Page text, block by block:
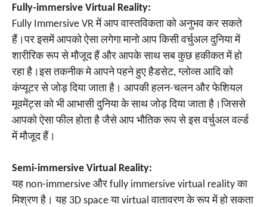
Fully-immersive Virtual Reality:
Fully Immersive VR में आप वास्तविकता को अनुभव कर सकते
हैं।पर इसमें आपको ऐसा लगेगा मानो आप किसी वर्चुअल दुनिया में
शारीरिक रूप से मौजूद हैं और आपके साथ सब कुछ हकीकत में हो
रहा है।इस तकनीक मे आपने पहने हुए हैडसेट, ग्लोव्स आदि को
कंप्यूटर से जोड़ दिया जाता है। आपकी हलन-चलन और फेशियल
मूवमेंट्स को भी आभासी दुनिया के साथ जोड़ दिया जाता है।जिससे
आपको ऐसा फील होता है जैसे आप भौतिक रूप से इस वर्चुअल वर्ल्ड
में मौजूद हैं।
Semi-immersive Virtual Reality:
यह non-immersive और fully immersive virtual reality का
मिश्रण है। यह 3D space या virtual वातावरण के रूप में हो सकता